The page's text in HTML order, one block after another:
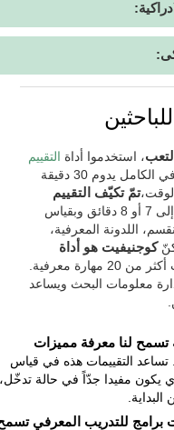
، استخدموا أداة التقييم
. بما أنّ التقييم المعرفي الكامل يدوم 30 دقيقة
تمّ تكيّف التقييم
، بتخفيض المدّة إلى 7 أو 8 دقائق وبقياس
اللدونة المعرفية،
كوجنيفيت هو أداة
يقيس ويدرّب أكثر من 20 مهارة معرفية.
معلومات البحث ويساعد
تسمح لنا معرفة مميزات
. تساعد التقييمات هذه في قياس
يكون مفيدا جدّاً في حالة تدخّل،
برامج للتدريب المعرفي